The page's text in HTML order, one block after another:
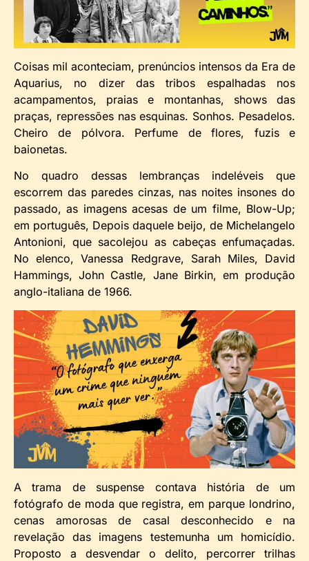
Coisas mil aconteciam, prenúncios intensos da Era de
Aquarius, no dizer das tribos espalhadas nos
acampamentos, praias e montanhas, shows das
praças, repressões nas esquinas. Sonhos. Pesadelos.
Cheiro de pólvora. Perfume de flores, fuzis e
baionetas.
No quadro dessas lembranças indeléveis que
escorrem das paredes cinzas, nas noites insones do
passado, as imagens acesas de um filme, Blow-Up;
em português, Depois daquele beijo, de Michelangelo
Antonioni, que sacolejou as cabeças enfumaçadas.
No elenco, Vanessa Redgrave, Sarah Miles, David
Hammings, John Castle, Jane Birkin, em produção
anglo-italiana de 1966.
A trama de suspense contava história de um
fotógrafo de moda que registra, em parque londrino,
cenas amorosas de casal desconhecido e na
revelação das imagens testemunha um homicídio.
Proposto a desvendar o delito, percorrer trilhas